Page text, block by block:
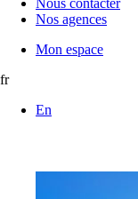
Nous contacter
Nos agences
Mon espace
fr
En